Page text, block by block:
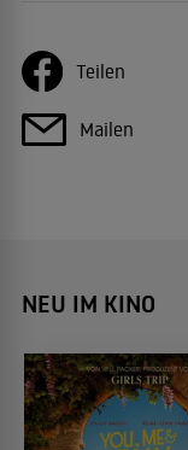
Teilen
Mailen
NEU IM KINO